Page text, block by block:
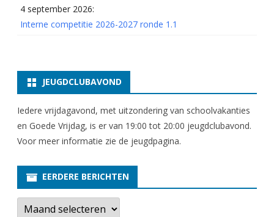
4 september 2026:
Interne competitie 2026-2027 ronde 1.1
JEUGDCLUBAVOND
Iedere vrijdagavond, met uitzondering van schoolvakanties
en Goede Vrijdag, is er van 19:00 tot 20:00 jeugdclubavond.
Voor meer informatie zie de jeugdpagina.
EERDERE BERICHTEN
E